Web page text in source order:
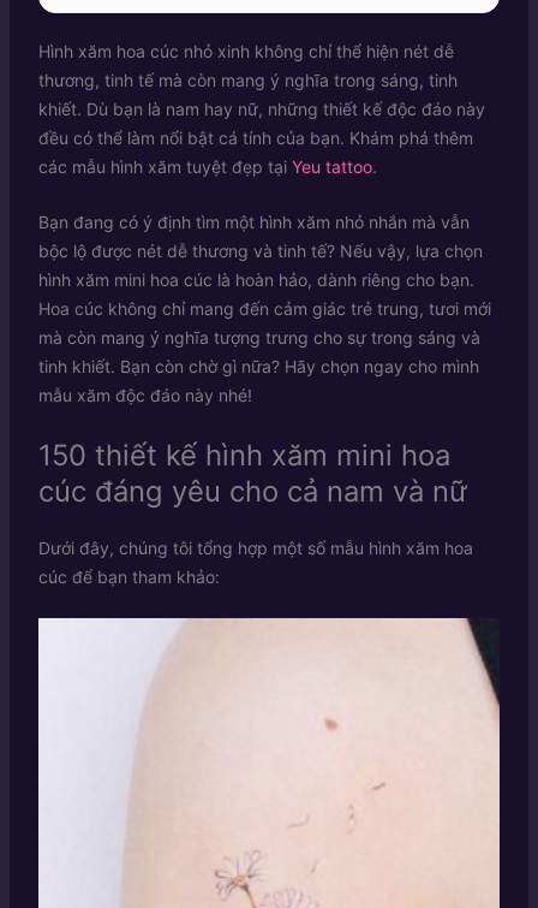
Hình xăm hoa cúc nhỏ xinh không chỉ thể hiện nét dễ
thương, tinh tế mà còn mang ý nghĩa trong sáng, tinh
khiết. Dù bạn là nam hay nữ, những thiết kế độc đáo này
đều có thể làm nổi bật cá tính của bạn. Khám phá thêm
các mẫu hình xăm tuyệt đẹp tại Yeu tattoo.
Bạn đang có ý định tìm một hình xăm nhỏ nhắn mà vẫn
bộc lộ được nét dễ thương và tinh tế? Nếu vậy, lựa chọn
hình xăm mini hoa cúc là hoàn hảo, dành riêng cho bạn.
Hoa cúc không chỉ mang đến cảm giác trẻ trung, tươi mới
mà còn mang ý nghĩa tượng trưng cho sự trong sáng và
tinh khiết. Bạn còn chờ gì nữa? Hãy chọn ngay cho mình
mẫu xăm độc đáo này nhé!
150 thiết kế hình xăm mini hoa
cúc đáng yêu cho cả nam và nữ
Dưới đây, chúng tôi tổng hợp một số mẫu hình xăm hoa
cúc để bạn tham khảo: